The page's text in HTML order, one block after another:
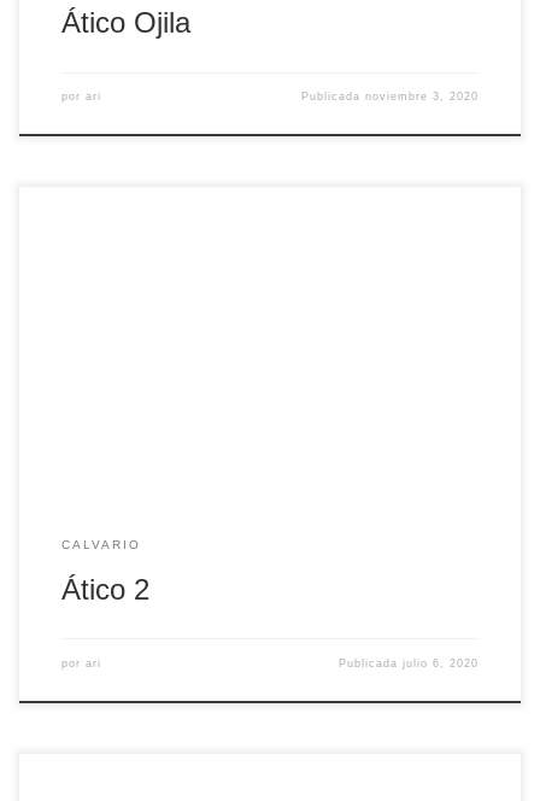
Ático Ojila
por ari Publicadanoviembre 3, 2020
CALVARIO
Ático 2
por ari Publicadajulio 6, 2020